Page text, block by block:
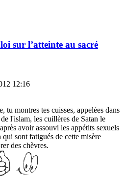
sur l’atteinte au sacré
12:16
tu montres tes cuisses, appelées dans
l'islam, les cuillères de Satan le
avoir assouvi les appétits sexuels
sont fatigués de cette misère
des chèvres.